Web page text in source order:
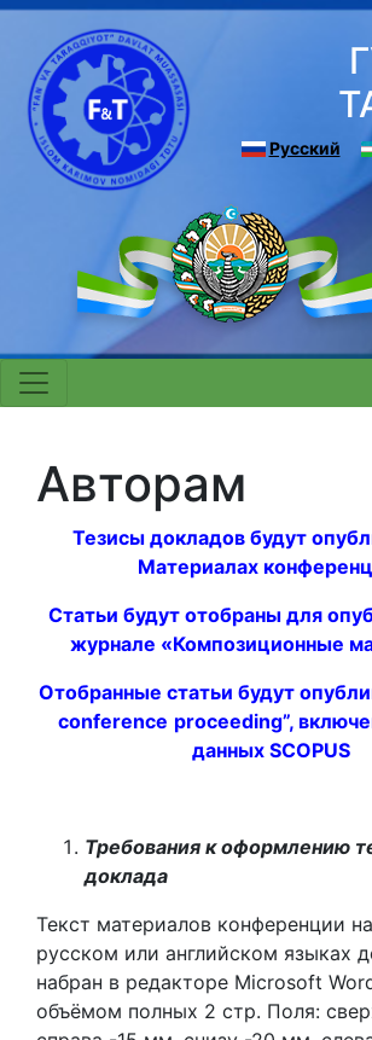
Русский
Авторам
Тезисы докладов будут
Материалах
Статьи будут отобраны для
журнале «Композиционные
Отобранные статьи будут
conference proceeding”,
данных SCOPUS
Требования к оформлению
доклада
Текст материалов конференции
русском или английском языках
набран в редакторе Microsoft
объёмом полных 2 стр. Поля: